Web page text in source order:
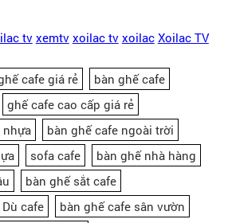
tv xemtv xoilac tv xoilac Xoilac TV
cafe giá rẻ
bàn ghế cafe
ghế cafe cao cấp giá rẻ
nhựa
bàn ghế cafe ngoài trời
sofa cafe
bàn ghế nhà hàng
bàn ghế sắt cafe
Dù cafe
bàn ghế cafe sân vườn